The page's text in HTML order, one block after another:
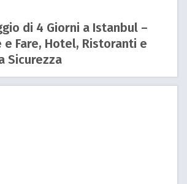
di 4 Giorni a Istanbul –
e Fare, Hotel, Ristoranti e
Sicurezza